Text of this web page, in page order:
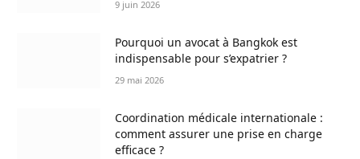
9 juin 2026
Pourquoi un avocat à Bangkok est
indispensable pour s’expatrier ?
29 mai 2026
Coordination médicale internationale :
comment assurer une prise en charge
efficace ?